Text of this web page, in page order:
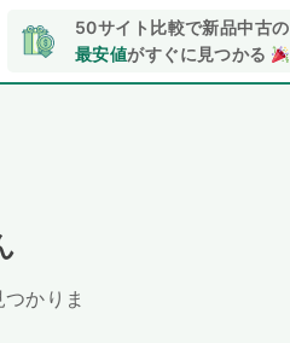
50サイト比較で新品中古の
最安値がすぐに見つかる
かりま